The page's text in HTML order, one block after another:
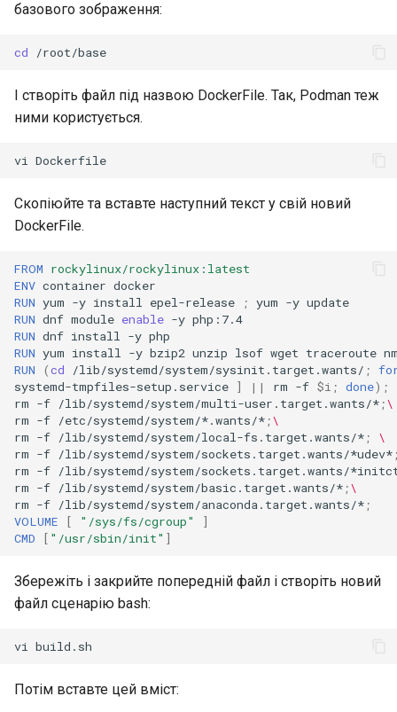
базового зображення:
cd
І створіть файл під назвою DockerFile. Так, Podman теж
ними користується.
vi
Скопіюйте та вставте наступний текст у свій новий
DockerFile.
FROM rockylinux/rockylinux:latest
ENV container
RUN yum -y install epel-release ; yum -y
RUN dnf module enable -y
RUN dnf install -y
RUN yum install -y bzip2 unzip lsof wget traceroute
RUN
(cd /lib/systemd/system/sysinit.target.wants/ ;
systemd-tmpfiles-setup.service ] || rm -f $i ; done) ;
rm -f /lib/systemd/system/multi-user.target.wants/* ;\
rm -f /etc/systemd/system/*.wants/* ;\
rm -f /lib/systemd/system/local-fs.target.wants/* ;
\
rm -f /lib/systemd/system/sockets.target.wants/*udev*
rm -f /lib/systemd/system/sockets.target.wants/
rm -f /lib/systemd/system/basic.target.wants/* ;\
rm -f /lib/systemd/system/anaconda.target.wants/* ;
VOLUME
[ "/sys/fs/cgroup"
]
CMD
[ "/usr/sbin/init" ]
Збережіть і закрийте попередній файл і створіть новий
файл сценарію bash:
vi
Потім вставте цей вміст: